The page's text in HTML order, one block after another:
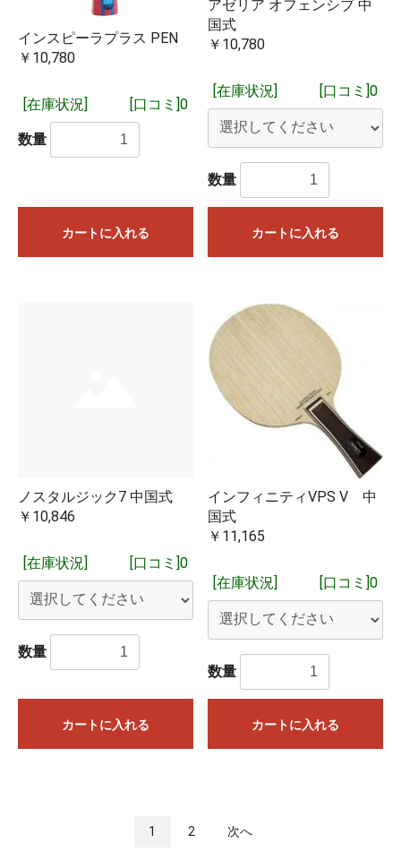
インスピーラプラス PEN
￥10,780
[在庫状況] [口コミ]0
数量
カートに入れる
アゼリア オフェンシブ 中
国式
￥10,780
[在庫状況] [口コミ]0
数量
カートに入れる
ノスタルジック7 中国式
￥10,846
[在庫状況] [口コミ]0
数量
カートに入れる
インフィニティVPS V 中
国式
￥11,165
[在庫状況] [口コミ]0
数量
カートに入れる
1 2 次へ